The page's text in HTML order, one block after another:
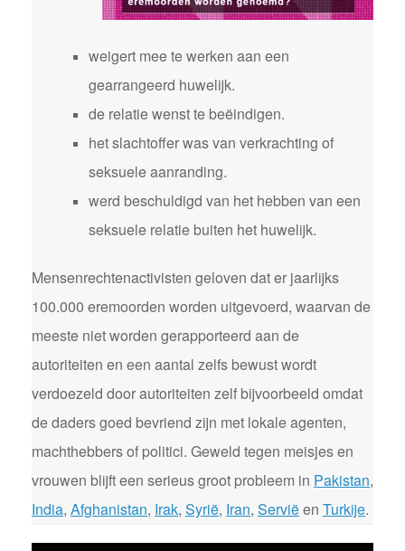
weigert mee te werken aan een
gearrangeerd huwelijk.
de relatie wenst te beëindigen.
het slachtoffer was van verkrachting of
seksuele aanranding.
werd beschuldigd van het hebben van een
seksuele relatie buiten het huwelijk.
Mensenrechtenactivisten geloven dat er jaarlijks
100.000 eremoorden worden uitgevoerd, waarvan de
meeste niet worden gerapporteerd aan de
autoriteiten en een aantal zelfs bewust wordt
verdoezeld door autoriteiten zelf bijvoorbeeld omdat
de daders goed bevriend zijn met lokale agenten,
machthebbers of politici. Geweld tegen meisjes en
vrouwen blijft een serieus groot probleem in Pakistan,
India, Afghanistan, Irak, Syrië, Iran, Serviëen Turkije.